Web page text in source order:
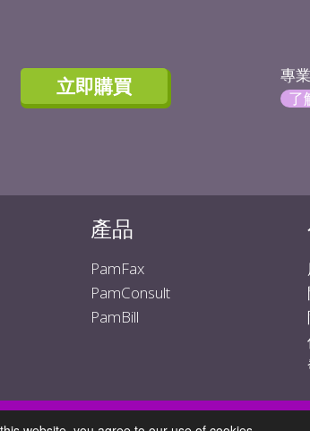
立即購買 專
了
產品
PamFax
PamConsult
PamBill
and operated by PamConsult Software und